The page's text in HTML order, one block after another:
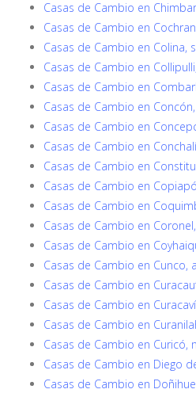
Casas de Cambio en
Casas de Cambio en
Casas de Cambio en Colina,
Casas de Cambio en
Casas de Cambio en
Casas de Cambio en
Casas de Cambio en
Casas de Cambio en
Casas de Cambio en
Casas de Cambio en
Casas de Cambio en
Casas de Cambio en
Casas de Cambio en
Casas de Cambio en Cunco,
Casas de Cambio en
Casas de Cambio en
Casas de Cambio en
Casas de Cambio en Curicó,
Casas de Cambio en Diego
Casas de Cambio en